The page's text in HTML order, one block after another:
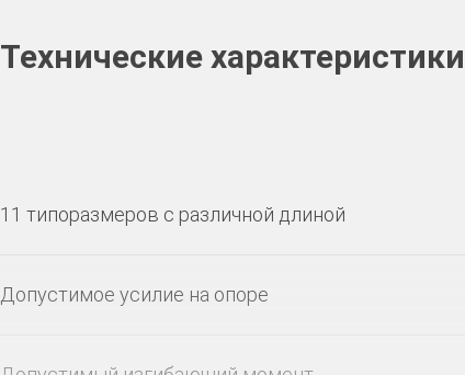
Технические характеристики
11 типоразмеров с различной длиной
Допустимое усилие на опоре